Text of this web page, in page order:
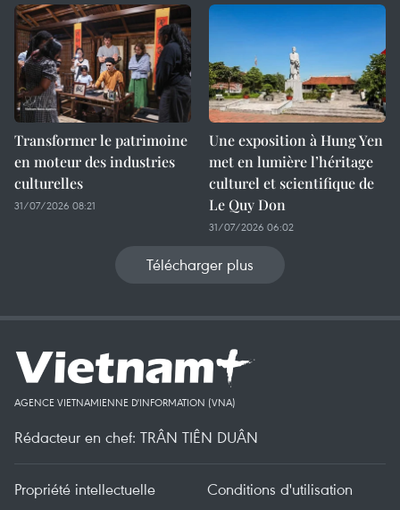
Transformer le patrimoine
en moteur des industries
culturelles
31/07/2026 08:21
Une exposition à Hung Yen
met en lumière l’héritage
culturel et scientifique de
Le Quy Don
31/07/2026 06:02
Télécharger plus
AGENCE VIETNAMIENNE D'INFORMATION (VNA)
Rédacteur en chef: TRÂN TIÊN DUÂN
Propriété intellectuelle Conditions d'utilisation